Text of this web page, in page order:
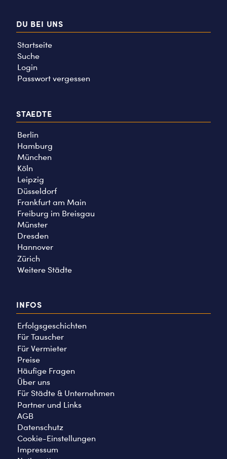
DU BEI UNS
Startseite
Suche
Login
Passwort vergessen
STAEDTE
Berlin
Hamburg
München
Köln
Leipzig
Düsseldorf
Frankfurt am Main
Freiburg im Breisgau
Münster
Dresden
Hannover
Zürich
Weitere Städte
INFOS
Erfolgsgeschichten
Für Tauscher
Für Vermieter
Preise
Häufige Fragen
Über uns
Für Städte & Unternehmen
Partner und Links
AGB
Datenschutz
Cookie-Einstellungen
Impressum